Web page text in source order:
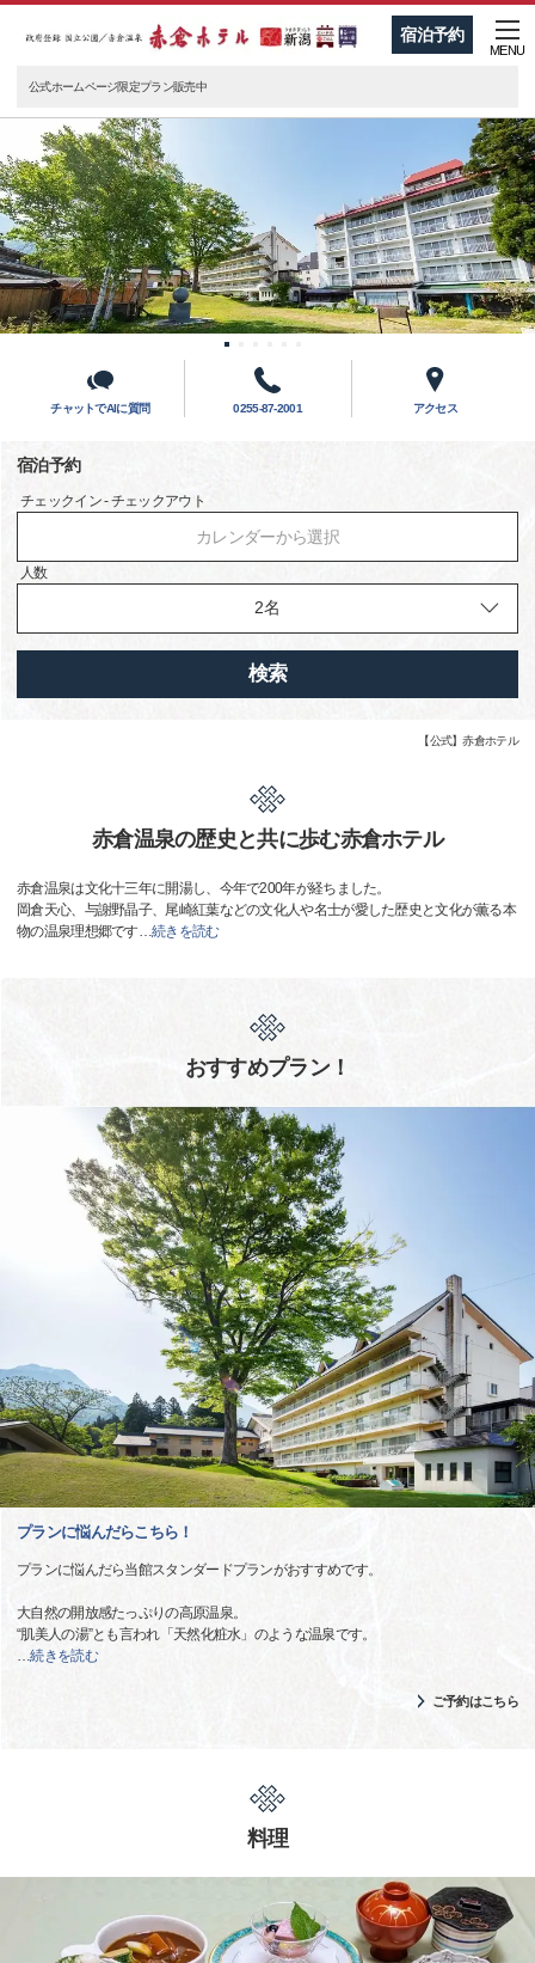
宿泊予約
MENU
公式ホームページ限定プラン販売中
チャットでAIに質問 0255-87-2001 アクセス
宿泊予約
チェックイン - チェックアウト
カレンダーから選択
人数
検索
【公式】赤倉ホテル
赤倉温泉の歴史と共に歩む赤倉ホテル
赤倉温泉は文化十三年に開湯し、今年で200年が経ちました。
岡倉天心、与謝野晶子、尾崎紅葉などの文化人や名士が愛した歴史と文化が薫る本
物の温泉理想郷です…続きを読む
おすすめプラン！
プランに悩んだらこちら！
プランに悩んだら当館スタンダードプランがおすすめです。
大自然の開放感たっぷりの高原温泉。
“肌美人の湯”とも言われ「天然化粧水」のような温泉です。
…続きを読む
ご予約はこちら
料理